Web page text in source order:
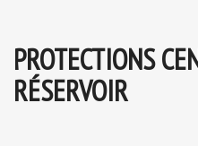
PROTECTIONS
RÉSERVOIR